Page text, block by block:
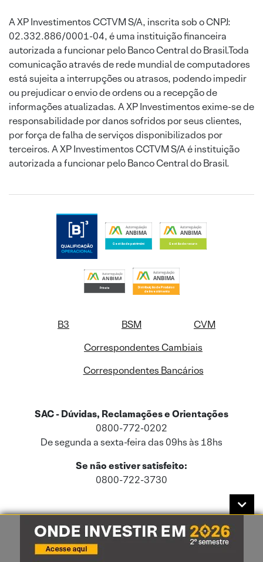
A XP Investimentos CCTVM S/A, inscrita sob o CNPJ:
02.332.886/0001-04, é uma instituição financeira
autorizada a funcionar pelo Banco Central do Brasil.Toda
comunicação através de rede mundial de computadores
está sujeita a interrupções ou atrasos, podendo impedir
ou prejudicar o envio de ordens ou a recepção de
informações atualizadas. A XP Investimentos exime-se de
responsabilidade por danos sofridos por seus clientes,
por força de falha de serviços disponibilizados por
terceiros. A XP Investimentos CCTVM S/A é instituição
autorizada a funcionar pelo Banco Central do Brasil.
B3 BSM
CVM
Correspondentes Cambiais
Correspondentes Bancários
SAC - Dúvidas, Reclamações e Orientações
0800-772-0202
De segunda a sexta-feira das 09hs às 18hs
Se não estiver satisfeito:
0800-722-3730
Este site usa cookies e dados pessoais de acordo com a nossaPolítica de
Cookies
e a nossaPolítica de Privacidade.